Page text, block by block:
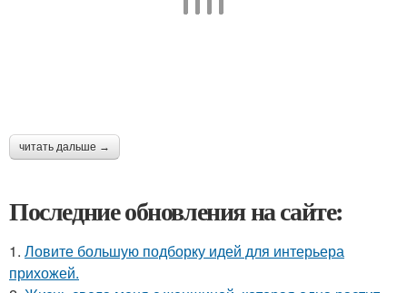
читать дальше →
Последние обновления на сайте:
1. Ловите большую подборку идей для интерьера
прихожей.